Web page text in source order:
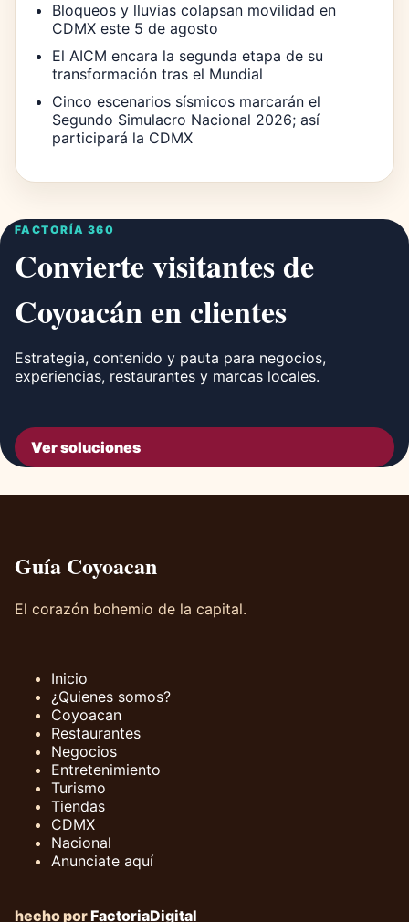
Bloqueos y lluvias colapsan movilidad en
CDMX este 5 de agosto
El AICM encara la segunda etapa de su
transformación tras el Mundial
Cinco escenarios sísmicos marcarán el
Segundo Simulacro Nacional 2026; así
participará la CDMX
FACTORÍA 360
Convierte visitantes de
Coyoacán en clientes
Estrategia, contenido y pauta para negocios,
experiencias, restaurantes y marcas locales.
Ver soluciones
Guía Coyoacan
El corazón bohemio de la capital.
Inicio
¿Quienes somos?
Coyoacan
Restaurantes
Negocios
Entretenimiento
Turismo
Tiendas
CDMX
Nacional
Anunciate aquí
hecho porFactoriaDigital